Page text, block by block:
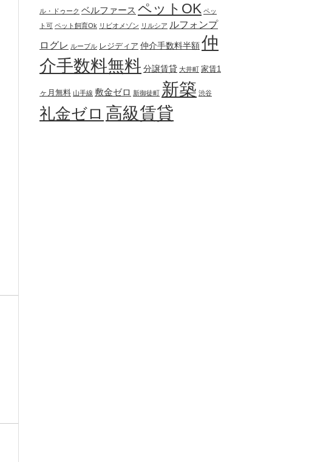
ル・ドゥーク ベルファース ペットOK ペッ
ト可 ペット飼育Ok リビオメゾン リルシア ルフォンプ
ログレ ルーブル レジディア 仲介手数料半額仲
介手数料無料 分譲賃貸 大井町 家賃1
ヶ月無料 山手線 敷金ゼロ 新御徒町 新築 渋谷
礼金ゼロ 高級賃貸